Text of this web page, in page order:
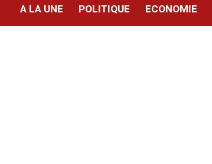
A LA UNE POLITIQUE ECONOMIE